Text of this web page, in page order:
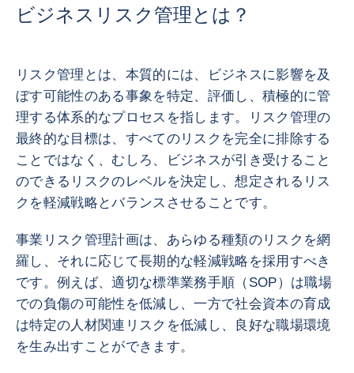
ビジネスリスク管理とは？
リスク管理とは、本質的には、ビジネスに影響を及
ぼす可能性のある事象を特定、評価し、積極的に管
理する体系的なプロセスを指します。リスク管理の
最終的な目標は、すべてのリスクを完全に排除する
ことではなく、むしろ、ビジネスが引き受けること
のできるリスクのレベルを決定し、想定されるリス
クを軽減戦略とバランスさせることです。
事業リスク管理計画は、あらゆる種類のリスクを網
羅し、それに応じて長期的な軽減戦略を採用すべき
です。例えば、適切な標準業務手順（SOP）は職場
での負傷の可能性を低減し、一方で社会資本の育成
は特定の人材関連リスクを低減し、良好な職場環境
を生み出すことができます。